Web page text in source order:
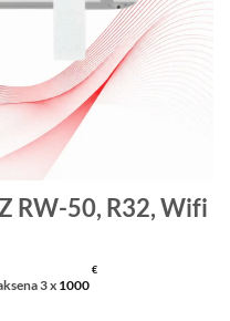
RW-50, R32, Wifi
3 x 1000
€